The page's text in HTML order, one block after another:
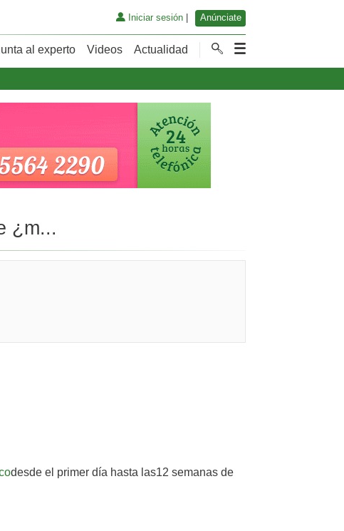
Iniciar sesión| Anúnciate
al experto Videos Actualidad
¿m...
desde el primer día hasta las12 semanas de